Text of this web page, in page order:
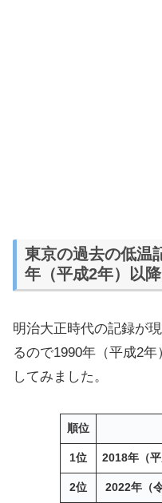
東京の過去の低温
年（平成2年）以降
明治大正時代の記録が
るので1990年（平成2
してみました。
順位
1位 2018年（
2位 2022年（